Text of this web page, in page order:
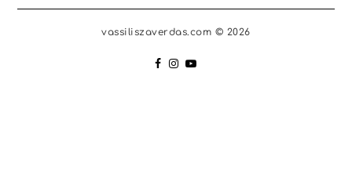
vassiliszaverdas.com © 2026